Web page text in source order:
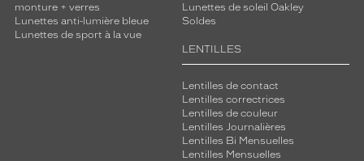
monture + verres
Lunettes anti-lumière bleue
Lunettes de sport à la vue
Lunettes de soleil Oakley
Soldes
LENTILLES
Lentilles de contact
Lentilles correctrices
Lentilles de couleur
Lentilles Journalières
Lentilles Bi Mensuelles
Lentilles Mensuelles